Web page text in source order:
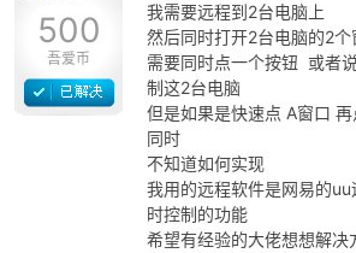
500
吾爱币
我需要远程到2台电脑上
然后同时打开2台电脑的2个
需要同时点一个按钮 或者
制这2台电脑
但是如果是快速点 A窗口
同时
不知道如何实现
我用的远程软件是网易的
时控制的功能
希望有经验的大佬想想解决